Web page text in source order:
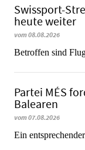
Swissport-
heute weiter
vom 08.08.2026
Betroffen sind
Partei MÉS
Balearen
vom 07.08.2026
Ein